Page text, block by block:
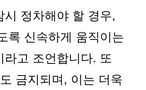
시 정차해야 할 경우,
록 신속하게 움직이는
라고 조언합니다. 또
금지되며, 이는 더욱